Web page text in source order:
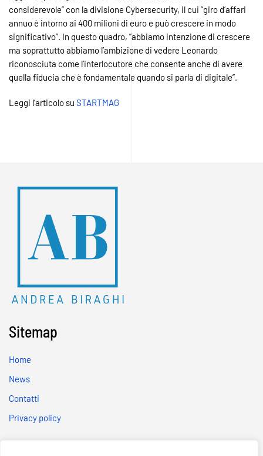
considerevole” con la divisione Cybersecurity, il cui ”giro d’affari
annuo è intorno ai 400 milioni di euro e può crescere in modo
significativo”. In questo quadro, ”abbiamo intenzione di crescere
ma soprattutto abbiamo l’ambizione di vedere Leonardo
riconosciuta come l’interlocutore che consente anche di avere
quella fiducia che è fondamentale quando si parla di digitale”.
Leggi l’articolo su STARTMAG
Sitemap
Home
News
Contatti
Privacy policy